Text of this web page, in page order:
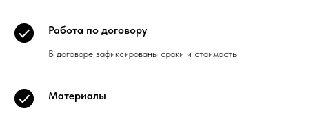
Работа по договору
В договоре зафиксированы сроки и стоимость
Материалы